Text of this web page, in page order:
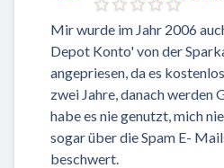
Mir wurde im Jahr 2006
Depot Konto' von der
angepriesen, da es
zwei Jahre, danach werden
habe es nie genutzt, mich
sogar über die Spam E-
beschwert.